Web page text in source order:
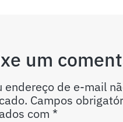
um
endereço de e-mail
Campos
com *